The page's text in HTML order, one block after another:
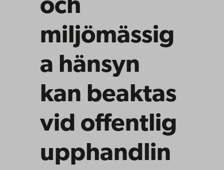
och
miljömässig
a hänsyn
kan beaktas
vid offentlig
upphandlin